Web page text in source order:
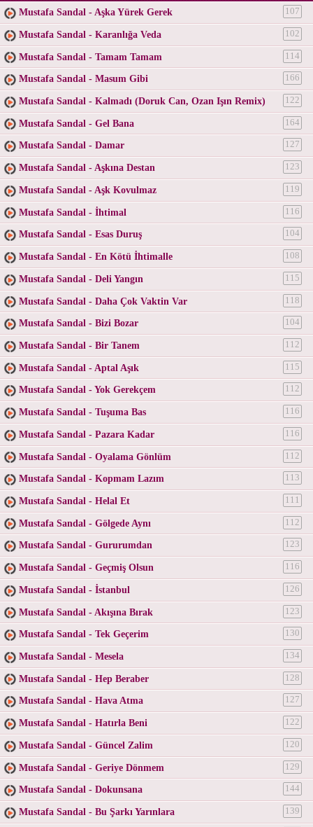
Mustafa Sandal - Aşka Yürek Gerek 107
Mustafa Sandal - Karanlığa Veda 102
Mustafa Sandal - Tamam Tamam 114
Mustafa Sandal - Masum Gibi 166
Mustafa Sandal - Kalmadı (Doruk Can, Ozan Işın Remix) 122
Mustafa Sandal - Gel Bana 164
Mustafa Sandal - Damar 127
Mustafa Sandal - Aşkına Destan 123
Mustafa Sandal - Aşk Kovulmaz 119
Mustafa Sandal - İhtimal 116
Mustafa Sandal - Esas Duruş 104
Mustafa Sandal - En Kötü İhtimalle 108
Mustafa Sandal - Deli Yangın 115
Mustafa Sandal - Daha Çok Vaktin Var 118
Mustafa Sandal - Bizi Bozar 104
Mustafa Sandal - Bir Tanem 112
Mustafa Sandal - Aptal Aşık 115
Mustafa Sandal - Yok Gerekçem 112
Mustafa Sandal - Tuşuma Bas 116
Mustafa Sandal - Pazara Kadar 116
Mustafa Sandal - Oyalama Gönlüm 112
Mustafa Sandal - Kopmam Lazım 113
Mustafa Sandal - Helal Et 111
Mustafa Sandal - Gölgede Aynı 112
Mustafa Sandal - Gururumdan 123
Mustafa Sandal - Geçmiş Olsun 116
Mustafa Sandal - İstanbul 126
Mustafa Sandal - Akışına Bırak 123
Mustafa Sandal - Tek Geçerim 130
Mustafa Sandal - Mesela 134
Mustafa Sandal - Hep Beraber 128
Mustafa Sandal - Hava Atma 127
Mustafa Sandal - Hatırla Beni 122
Mustafa Sandal - Güncel Zalim 120
Mustafa Sandal - Geriye Dönmem 129
Mustafa Sandal - Dokunsana 144
Mustafa Sandal - Bu Şarkı Yarınlara 139